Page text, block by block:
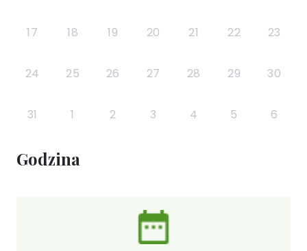
17 18 19 20 21 22 23
24 25 26 27 28 29 30
31 1 2 3 4 5 6
Godzina